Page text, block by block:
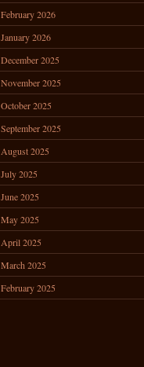
February 2026
January 2026
December 2025
November 2025
October 2025
September 2025
August 2025
July 2025
June 2025
May 2025
April 2025
March 2025
February 2025